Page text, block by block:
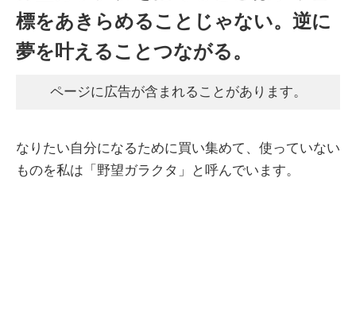
標をあきらめることじゃない。逆に
夢を叶えることつながる。
ページに広告が含まれることがあります。
なりたい自分になるために買い集めて、使っていない
ものを私は「野望ガラクタ」と呼んでいます。